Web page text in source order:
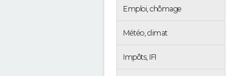
Emploi, chômage
Météo, climat
Impôts, IFI